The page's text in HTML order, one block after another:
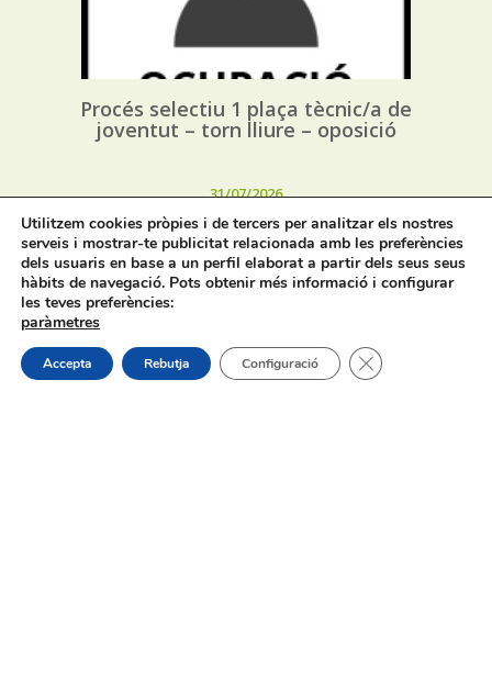
Procés selectiu 1 plaça tècnic/a de
joventut – torn lliure – oposició
31/07/2026
Procés selectiu 1 plaça assessor/a
jurídic/a – torn lliure – oposició
Utilitzem cookies pròpies i de tercers per analitzar els nostres
serveis i mostrar-te publicitat relacionada amb les preferències
dels usuaris en base a un perfil elaborat a partir dels seus seus
hàbits de navegació. Pots obtenir més informació i configurar
les teves preferències:
paràmetres
Accepta Rebutja Configuració Tanca el bàner de